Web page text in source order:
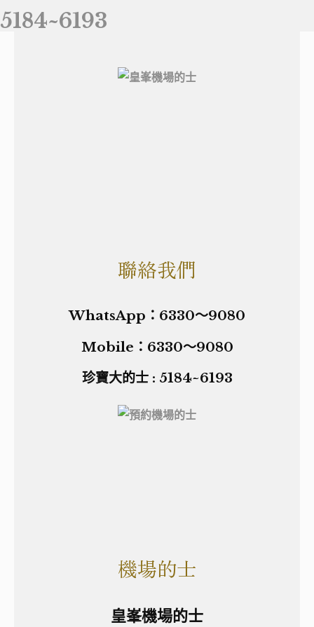
5184~6193
聯絡我們
WhatsApp：6330～9080
Mobile：6330～9080
珍寶大的士 : 5184~6193
機場的士
皇峯機場的士